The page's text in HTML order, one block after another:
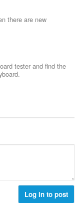
there are new
tester and find the
Log in to post